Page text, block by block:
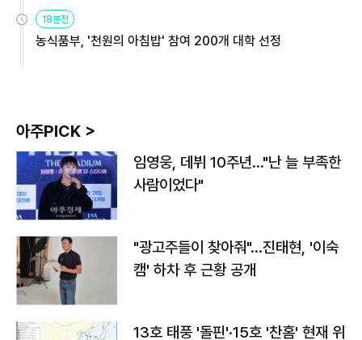
18분전
농식품부, '천원의 아침밥' 참여 200개 대학 선정
아주PICK >
임영웅, 데뷔 10주년…"난 늘 부족한
사람이었다"
"광고주들이 찾아줘"…진태현, '이숙
캠' 하차 후 근황 공개
13호 태풍 '돌핀'·15호 '찬홈' 현재 위